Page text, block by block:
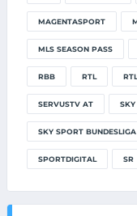
MAGENTASPORT
MLS SEASON PASS
RBB RTL
SERVUSTV AT
SKY SPORT BUNDESLIGA
SPORTDIGITAL SR